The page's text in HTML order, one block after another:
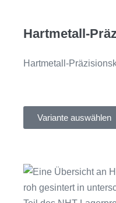
Hartmetall-
Hartmetall-
Variante auswählen